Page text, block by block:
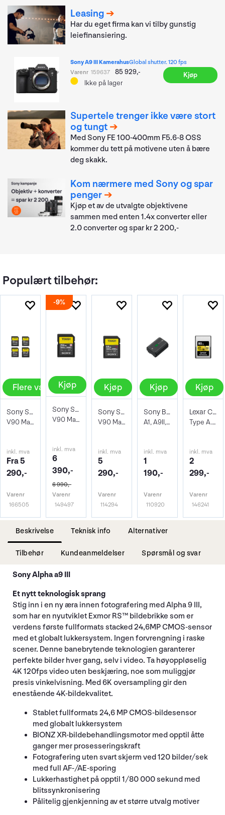
Leasing
Har du eget firma kan vi tilby gunstig
leiefinansiering.
Sony A9 III KamerahusGlobal shutter. 120 fps
Varenr 159637 85 929,-
Ikke på lager
Supertele trenger ikke være stort
og tungt
Med Sony FE 100-400mm F5.6-8 OSS
kommer du tett på motivene uten å bære
deg skakk.
Kom nærmere med Sony og spar
penger
Kjøp et av de utvalgte objektivene
sammen med enten 1.4x converter eller
2.0 converter og spar kr 2 200,-
Populært tilbehør:
Flere valg
Sony SF-G Tough Series SDXC UHS-II
V90 Max Read 300 - Write 299 MB/s
inkl. mva
Fra 5
290,-
Varenr
166505
9%
Kjøp
Sony SF-G Tough Series SDXC 256GB UHS-II
V90 Max Read 300 - Write 299 MB/s
inkl. mva
6
390,-
6 990,-
Varenr
149497
Kjøp
Sony SF-G Tough Series SDXC 64GB UHS-II
V90 Max Read 300 - Write 299 MB/s
inkl. mva
5
290,-
Varenr
114294
Kjøp
Sony Batteri NP-FZ100
A1, A9II, A9, A7R III, A7 III, A7R IV
inkl. mva
1
190,-
Varenr
110920
Kjøp
Lexar CFexpress A Pro Gold 80GB
Type A. R900/W800
inkl. mva
2
299,-
Varenr
146241
Beskrivelse Teknisk info Alternativer
Tilbehør Kundeanmeldelser Spørsmål og svar
Sony Alpha a9 III
Et nytt teknologisk sprang
Stig inn i en ny æra innen fotografering med Alpha 9 III,
som har en nyutviklet Exmor RS™ bildebrikke som er
verdens første fullformats stacked 24,6MP CMOS-sensor
med et globalt lukkersystem. Ingen forvrengning i raske
scener. Denne banebrytende teknologien garanterer
perfekte bilder hver gang, selv i video. Ta høyoppløselig
4K 120fps video uten beskjæring, noe som muliggjør
presis vinkelvisning. Med 6K oversampling gir den
enestående 4K-bildekvalitet.
Stablet fullformats 24,6 MP CMOS-bildesensor
med globalt lukkersystem
BIONZ XR-bildebehandlingsmotor med opptil åtte
ganger mer prosesseringskraft
Fotografering uten svart skjerm ved 120 bilder/sek
med full AF-/AE-sporing
Lukkerhastighet på opptil 1/80 000 sekund med
blitssynkronisering
Pålitelig gjenkjenning av et større utvalg motiver